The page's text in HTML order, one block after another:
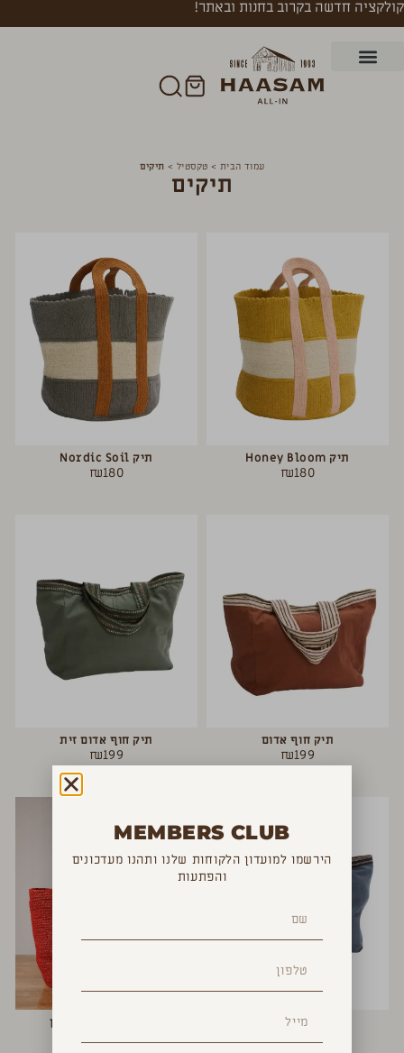
קולקציה חדשה בקרוב בחנות ובאתר!
תיקים
עמוד הבית > טקסטיל > תיקים
תיק Honey Bloom
₪180
תיק Nordic Soil
₪180
תיק חוף אדום
₪199
תיק חוף אדום זית
₪199
תיק חוף כחול תיק יד אדום ידיות עץ
MEMBERS CLUB
הירשמו למועדון הלקוחות שלנו ותהנו מעדכונים
והפתעות